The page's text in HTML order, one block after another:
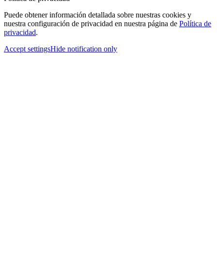
Puede obtener información detallada sobre nuestras cookies y
nuestra configuración de privacidad en nuestra página de Política de
privacidad.
Accept settingsHide notification only